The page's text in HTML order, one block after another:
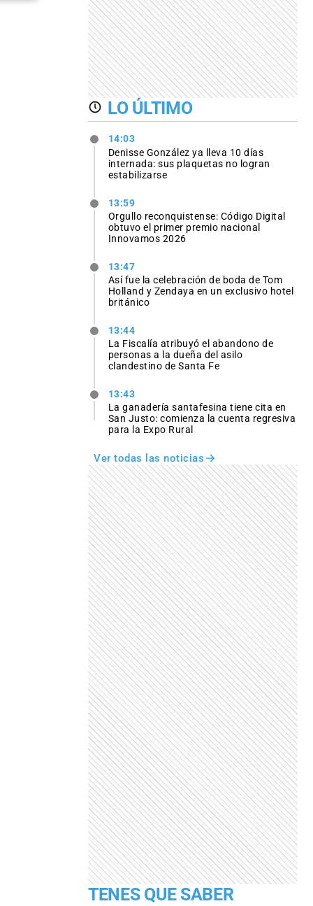
LO ÚLTIMO
14:03
Denisse González ya lleva 10 días
internada: sus plaquetas no logran
estabilizarse
13:59
Orgullo reconquistense: Código Digital
obtuvo el primer premio nacional
Innovamos 2026
13:47
Así fue la celebración de boda de Tom
Holland y Zendaya en un exclusivo hotel
británico
13:44
La Fiscalía atribuyó el abandono de
personas a la dueña del asilo
clandestino de Santa Fe
13:43
La ganadería santafesina tiene cita en
San Justo: comienza la cuenta regresiva
para la Expo Rural
Ver todas las noticias
TENES QUE SABER